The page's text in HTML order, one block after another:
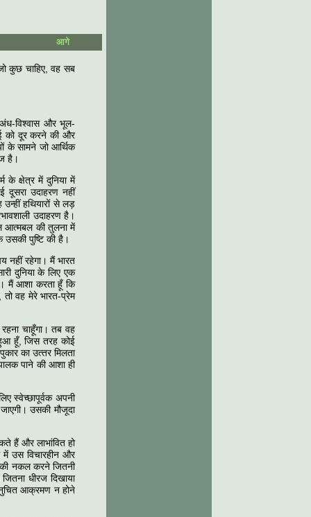
आगे
कुछ चाहिए, वह सब
विश्‍वास और भूल-
को दूर करने की और
के सामने जो आर्थिक
है।
के क्षेत्र में दुनिया में
दूसरा उदाहरण नहीं
हथियारों से लड़
उदाहरण है।
आत्‍मबल की तुलना में
पुष्टि की है।
नहीं रहेगा। मैं भारत
दुनिया के लिए एक
मैं आशा करता हूँ कि
तो वह मेरे भारत-प्रेम
चाहूँगा। तब वह
हुआ हूँ, जिस तरह कोई
का उत्‍तर मिलता
पाने की आशा ही
स्‍वेच्‍छापूर्वक अपनी
उसकी मौजूदा
हैं और लाभांवित हो
में उस विचारहीन और
की नकल करने जितनी
धीरज दिखाया
आक्रमण न होने